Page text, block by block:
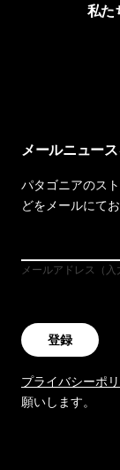
私た
メールニュー
パタゴニアのス
どをメールにて
メールアドレス（入
登録
プライバシーポ
願いします。